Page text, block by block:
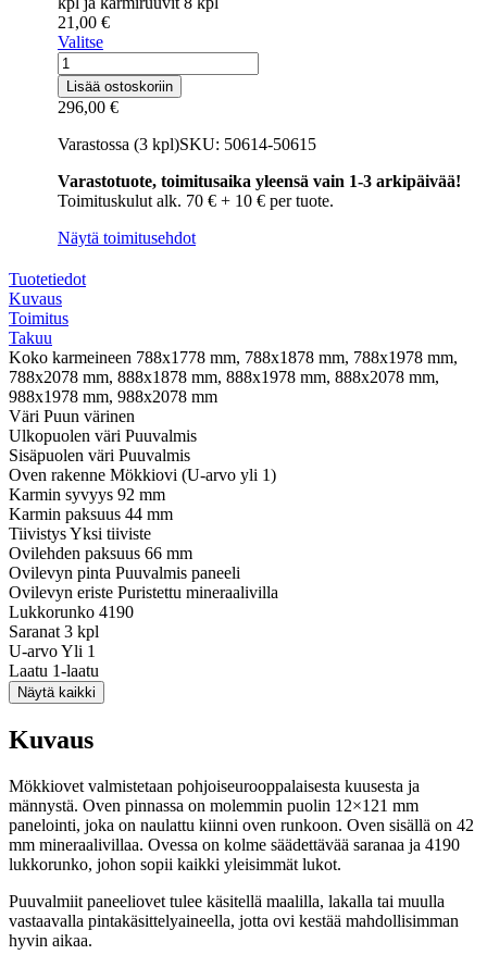
21,00 €
Valitse
Umpinainen
mökkiovi
puuvalmis
8-
10x18-
määrä
Lisää ostoskoriin
296,00 €
Varastossa (3 kpl)SKU: 50614-50615
Varastotuote, toimitusaika yleensä vain 1-3 arkipäivää!
Toimituskulut alk. 70 € + 10 € per tuote.
Näytä toimitusehdot
Tuotetiedot
Kuvaus
Toimitus
Takuu
Koko karmeineen 788x1778 mm, 788x1878 mm, 788x1978 mm,
788x2078 mm, 888x1878 mm, 888x1978 mm, 888x2078 mm,
988x1978 mm, 988x2078 mm
Väri Puun värinen
Ulkopuolen väri Puuvalmis
Sisäpuolen väri Puuvalmis
Oven rakenne Mökkiovi (U-arvo yli 1)
Karmin syvyys 92 mm
Karmin paksuus 44 mm
TiivistysYksi tiiviste
Ovilehden paksuus 66 mm
Ovilevyn pinta Puuvalmis paneeli
Ovilevyn eriste Puristettu mineraalivilla
Lukkorunko 4190
Saranat 3 kpl
U-arvoYli 1
Laatu 1-laatu
Näytä kaikki
Kuvaus
Mökkiovet valmistetaan pohjoiseurooppalaisesta kuusesta ja
männystä. Oven pinnassa on molemmin puolin 12×121 mm
panelointi, joka on naulattu kiinni oven runkoon. Oven sisällä on 42
mm mineraalivillaa. Ovessa on kolme säädettävää saranaa ja 4190
lukkorunko, johon sopii kaikki yleisimmät lukot.
Puuvalmiit paneeliovet tulee käsitellä maalilla, lakalla tai muulla
vastaavalla pintakäsittelyaineella, jotta ovi kestää mahdollisimman
hyvin aikaa.